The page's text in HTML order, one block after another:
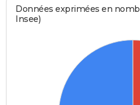
Données exprimées en
Insee)